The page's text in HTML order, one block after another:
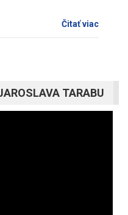
Čitať viac
TARABU